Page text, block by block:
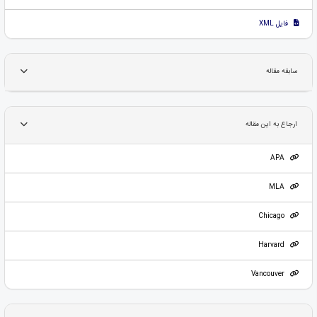
فایل XML
سابقه مقاله
ارجاع به این مقاله
APA
MLA
Chicago
Vancouver